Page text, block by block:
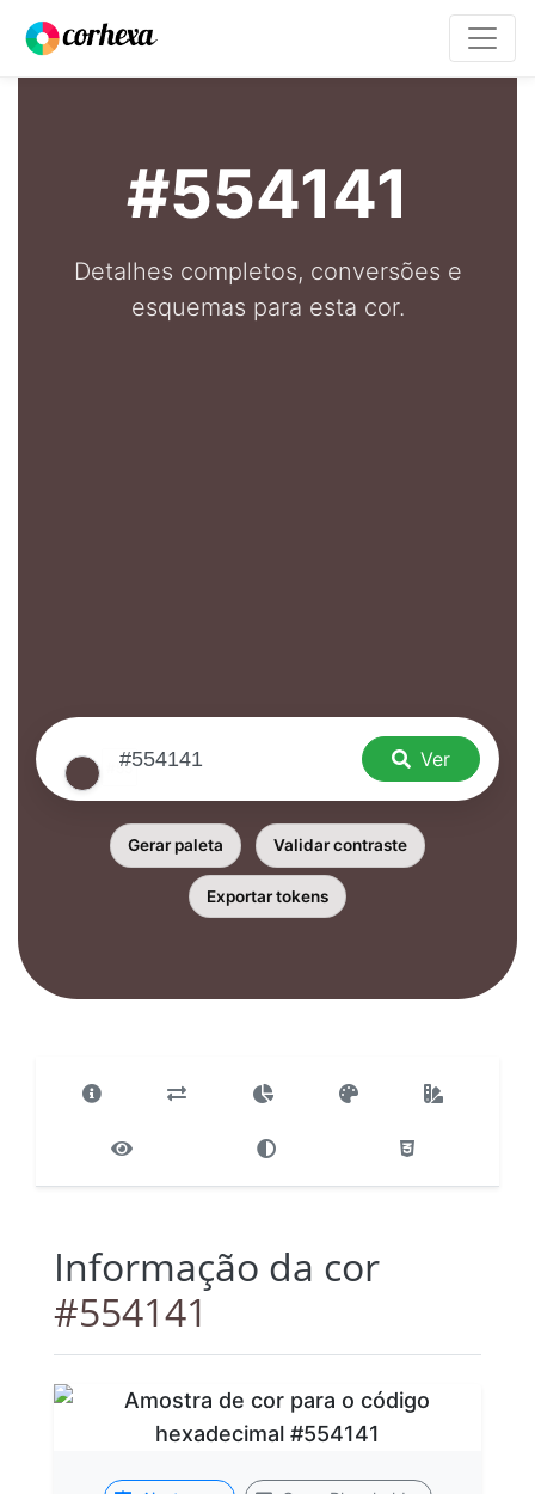
#554141
Detalhes completos, conversões e
esquemas para esta cor.
Ver
Gerar paleta Validar contraste
Exportar tokens
Informação da cor
#554141